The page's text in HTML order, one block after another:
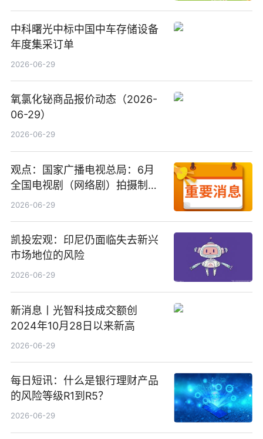
中科曙光中标中国中车存储设备
年度集采订单
2026-06-29
氧氯化铋商品报价动态（2026-
06-29）
2026-06-29
观点：国家广播电视总局：6月
全国电视剧（网络剧）拍摄制作
备案公示剧目197部
2026-06-29
凯投宏观：印尼仍面临失去新兴
市场地位的风险
2026-06-29
新消息丨光智科技成交额创
2024年10月28日以来新高
2026-06-29
每日短讯：什么是银行理财产品
的风险等级R1到R5？
2026-06-29